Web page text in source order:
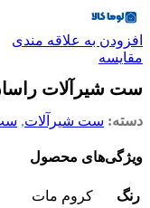
افزودن به علاقه مندی
مقایسه
ست شیرآلات
دسته: ست شیرآلات,
ویژگی‌های محصول
رنگ کروم مات